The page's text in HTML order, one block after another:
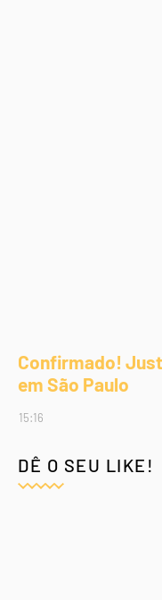
Confirmado!
em São Paulo
15:16
DÊ O SEU LIKE!